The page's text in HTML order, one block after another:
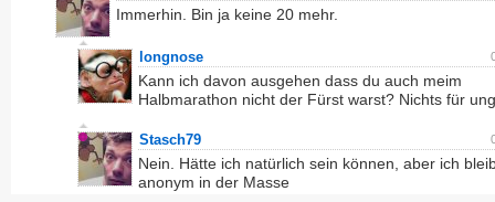
Immerhin. Bin ja keine 20 mehr.
longnose
Kann ich davon ausgehen dass du auch meim
Halbmarathon nicht der Fürst warst? Nichts für
Stasch79
Nein. Hätte ich natürlich sein können, aber ich
anonym in der Masse